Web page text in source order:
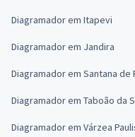
Diagramador em Itapevi
Diagramador em Jandira
Diagramador em Santana de
Diagramador em Taboão da
Diagramador em Várzea